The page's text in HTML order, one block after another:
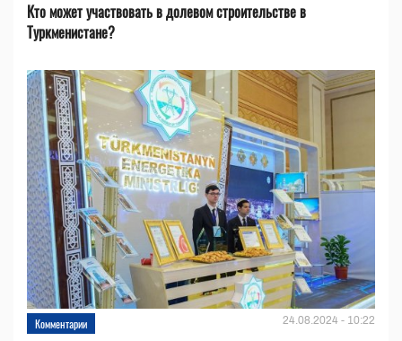
Кто может участвовать в долевом строительстве в
Туркменистане?
Комментарии 24.08.2024 - 10:22